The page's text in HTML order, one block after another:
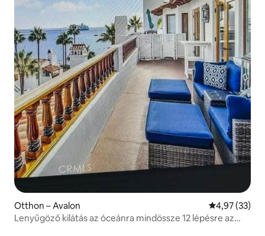
Otthon – Avalon Átlagos
4,97 (33)
Lenyűgöző kilátás az óceánra mindössze 12 lépésre az